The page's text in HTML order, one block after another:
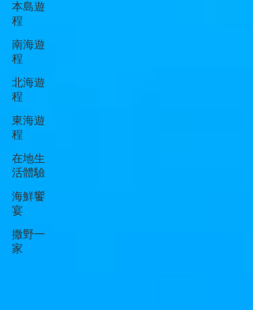
本島遊
程
南海遊
程
北海遊
程
東海遊
程
在地生
活體驗
海鮮饗
宴
撒野一
家